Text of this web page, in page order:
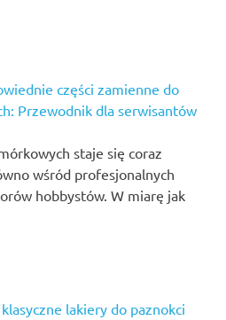
części zamienne do
Przewodnik dla serwisantów
staje się coraz
wśród profesjonalnych
hobbystów. W miarę jak
lakiery do paznokci